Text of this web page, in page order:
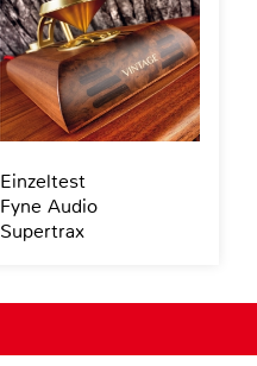
Einzeltest
Fyne Audio
Supertrax